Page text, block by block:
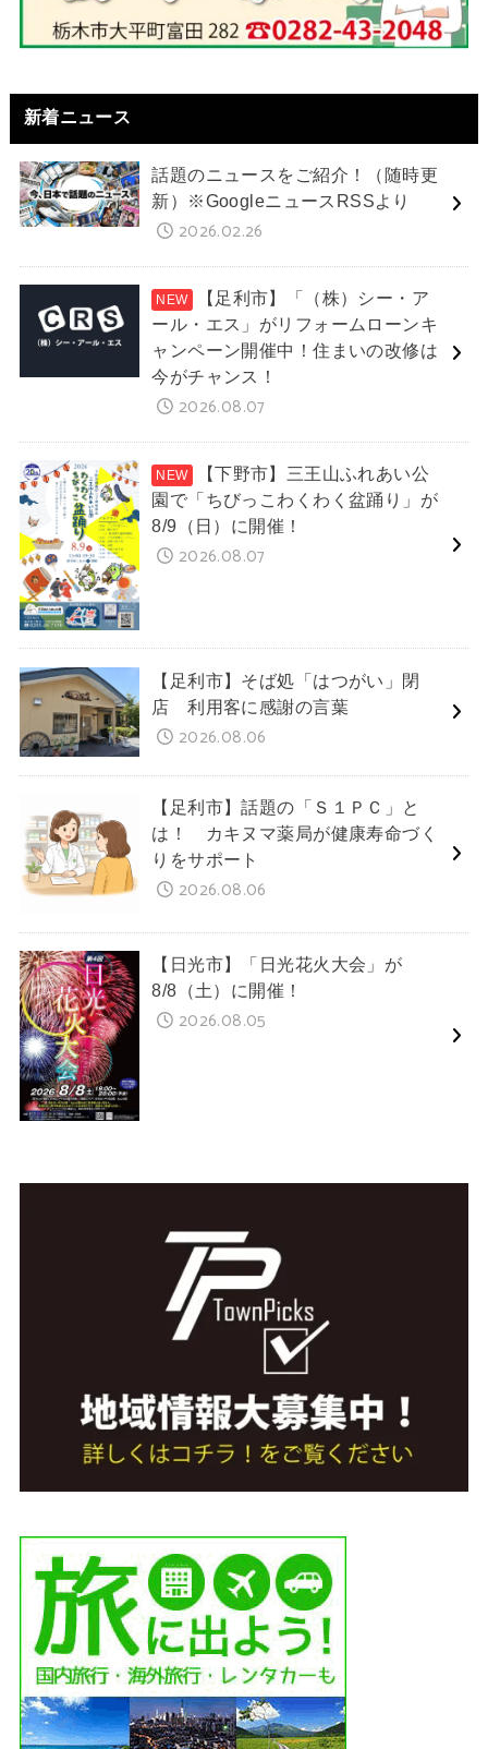
新着ニュース
話題のニュースをご紹介！（随時更
新）※GoogleニュースRSSより
2026.02.26
【足利市】「（株）シー・ア
ール・エス」がリフォームローンキ
ャンペーン開催中！住まいの改修は
今がチャンス！
2026.08.07
【下野市】三王山ふれあい公
園で「ちびっこわくわく盆踊り」が
8/9（日）に開催！
2026.08.07
【足利市】そば処「はつがい」閉
店 利用客に感謝の言葉
2026.08.06
【足利市】話題の「Ｓ１ＰＣ」と
は！ カキヌマ薬局が健康寿命づく
りをサポート
2026.08.06
【日光市】「日光花火大会」が
8/8（土）に開催！
2026.08.05